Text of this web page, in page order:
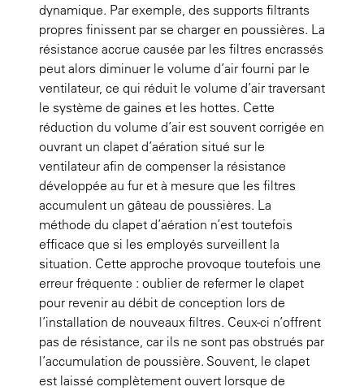
dynamique. Par exemple, des supports filtrants
propres finissent par se charger en poussières. La
résistance accrue causée par les filtres encrassés
peut alors diminuer le volume d’air fourni par le
ventilateur, ce qui réduit le volume d’air traversant
le système de gaines et les hottes. Cette
réduction du volume d’air est souvent corrigée en
ouvrant un clapet d’aération situé sur le
ventilateur afin de compenser la résistance
développée au fur et à mesure que les filtres
accumulent un gâteau de poussières. La
méthode du clapet d’aération n’est toutefois
efficace que si les employés surveillent la
situation. Cette approche provoque toutefois une
erreur fréquente : oublier de refermer le clapet
pour revenir au débit de conception lors de
l’installation de nouveaux filtres. Ceux-ci n’offrent
pas de résistance, car ils ne sont pas obstrués par
l’accumulation de poussière. Souvent, le clapet
est laissé complètement ouvert lorsque de